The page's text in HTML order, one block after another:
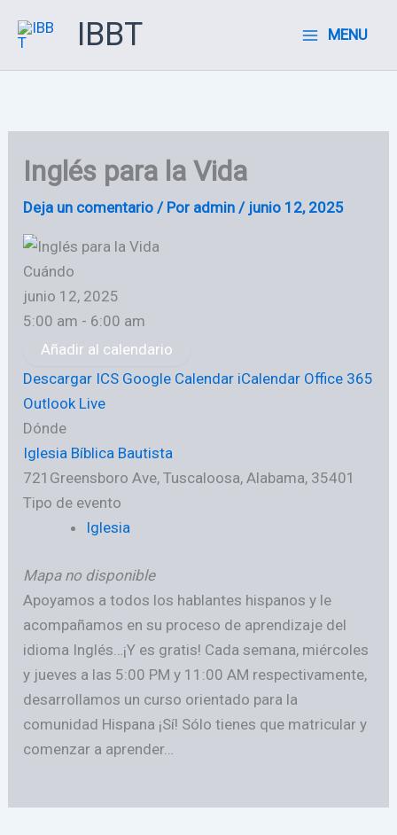
IBBT MENU
Inglés para la Vida
Deja un comentario / Por admin / junio 12, 2025
Cuándo
junio 12, 2025
5:00 am - 6:00 am
Añadir al calendario
Descargar ICS Google Calendar iCalendar Office 365
Outlook Live
Dónde
Iglesia Bíblica Bautista
721Greensboro Ave, Tuscaloosa, Alabama, 35401
Tipo de evento
Iglesia
Mapa no disponible
Apoyamos a todos los hablantes hispanos y le
acompañamos en su proceso de aprendizaje del
idioma Inglés…¡Y es gratis! Cada semana, miércoles
y jueves a las 5:00 PM y 11:00 AM respectivamente,
desarrollamos un curso orientado para la
comunidad Hispana ¡Sí! Sólo tienes que matricular y
comenzar a aprender…